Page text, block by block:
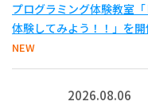
プログラミング体験教室
体験してみよう！！」を
NEW
2026.08.06